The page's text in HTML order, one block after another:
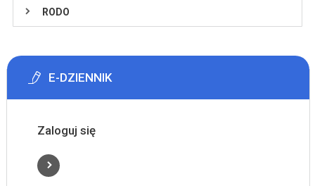
RODO
E-DZIENNIK
Zaloguj się